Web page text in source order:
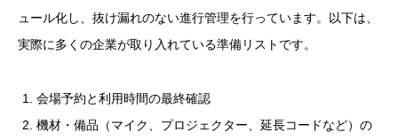
ュール化し、抜け漏れのない進行管理を行っています。以下は、
実際に多くの企業が取り入れている準備リストです。
会場予約と利用時間の最終確認
機材・備品（マイク、プロジェクター、延長コードなど）の